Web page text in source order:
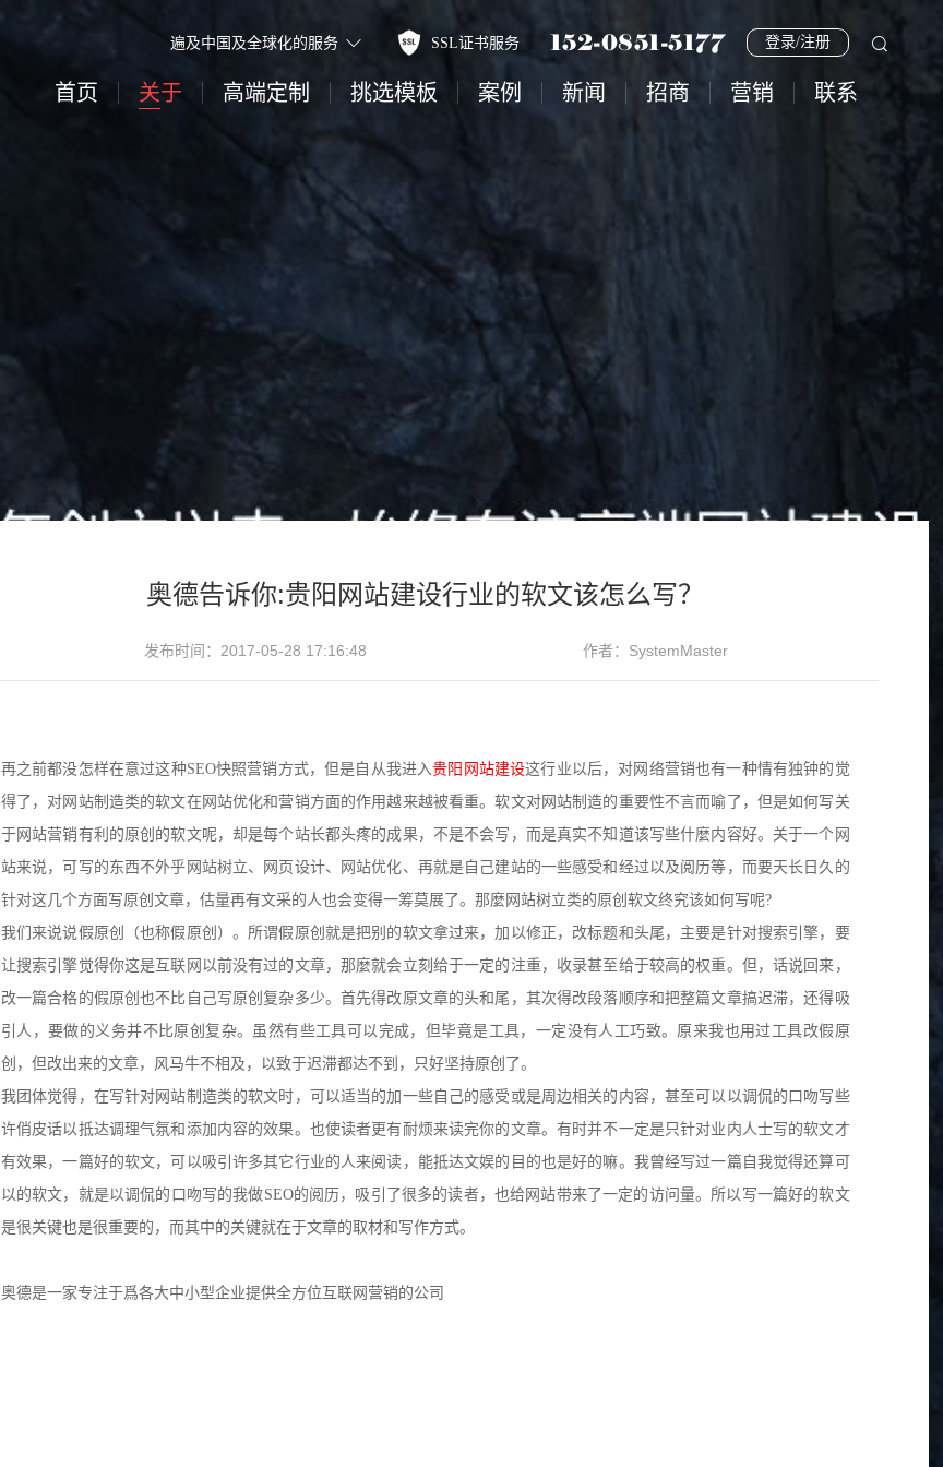
152-0851-5177 登录/注册
SSL证书服务
遍及中国及全球化的服务
首页 关于 高端定制 挑选模板 案例 新闻 招商 营销 联系
奥德告诉你:贵阳网站建设行业的软文该怎么写？
发布时间：2017-05-28 17:16:48 作者：SystemMaster
再之前都没怎样在意过这种SEO快照营销方式，但是自从我进入贵阳 网站建设这行业以后，对网络营销也有一种情有独钟的觉
得了，对网站制造类的软文在网站优化和营销方面的作用越来越被看重。软文对网站制造的重要性不言而喻了，但是如何写关
于网站营销有利的原创的软文呢，却是每个站长都头疼的成果，不是不会写，而是真实不知道该写些什麼内容好。关于一个网
站来说，可写的东西不外乎网站树立、网页设计、网站优化、再就是自己建站的一些感受和经过以及阅历等，而要天长日久的
针对这几个方面写原创文章，估量再有文采的人也会变得一筹莫展了。那麼网站树立类的原创软文终究该如何写呢?
我们来说说假原创（也称假原创）。所谓假原创就是把别的软文拿过来，加以修正，改标题和头尾，主要是针对搜索引擎，要
让搜索引擎觉得你这是互联网以前没有过的文章，那麼就会立刻给于一定的注重，收录甚至给于较高的权重。但，话说回来，
改一篇合格的假原创也不比自己写原创复杂多少。首先得改原文章的头和尾，其次得改段落顺序和把整篇文章搞迟滞，还得吸
引人，要做的义务并不比原创复杂。虽然有些工具可以完成，但毕竟是工具，一定没有人工巧致。原来我也用过工具改假原
创，但改出来的文章，风马牛不相及，以致于迟滞都达不到，只好坚持原创了。
我团体觉得，在写针对网站制造类的软文时，可以适当的加一些自己的感受或是周边相关的内容，甚至可以以调侃的口吻写些
许俏皮话以抵达调理气氛和添加内容的效果。也使读者更有耐烦来读完你的文章。有时并不一定是只针对业内人士写的软文才
有效果，一篇好的软文，可以吸引许多其它行业的人来阅读，能抵达文娱的目的也是好的嘛。我曾经写过一篇自我觉得还算可
以的软文，就是以调侃的口吻写的我做SEO的阅历，吸引了很多的读者，也给网站带来了一定的访问量。所以写一篇好的软文
是很关键也是很重要的，而其中的关键就在于文章的取材和写作方式。
奥德是一家专注于爲各大中小型企业提供全方位互联网营销的公司